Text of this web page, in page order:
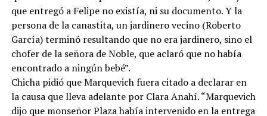
que entregó a Felipe no existía, ni su documento. Y la
persona de la canastita, un jardinero vecino (Roberto
García) terminó resultando que no era jardinero, sino el
chofer de la señora de Noble, que aclaró que no había
encontrado a ningún bebé”.
Chicha pidió que Marquevich fuera citado a declarar en
la causa que lleva adelante por Clara Anahí. “Marquevich
dijo que monseñor Plaza había intervenido en la entrega